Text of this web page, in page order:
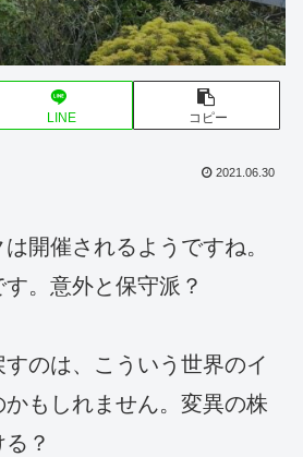
LINE コピー
2021.06.30
開催されるようですね。
。意外と保守派？
のは、こういう世界のイ
もしれません。変異の株
？